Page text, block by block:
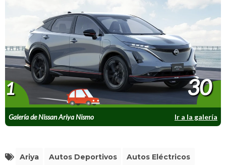
Galería de Nissan Ariya Nismo Ir a la galería
1 30
Ariya Autos Deportivos Autos Eléctricos